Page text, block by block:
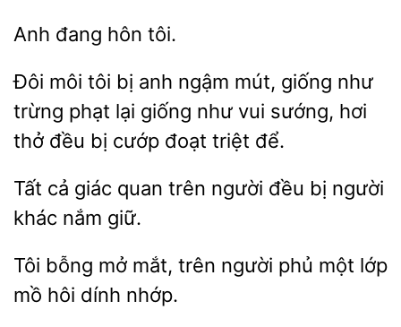
đang
Đôi môi tôi bị anh ngậm mút,
như
trừng
giống như vui sướng, hơi
thở đều bị cướp đoạt triệt để.
Tất cả giác quan
người đều bị người
giữ.
Tôi bỗng mở mắt, người phủ
lớp
mồ hôi
nhớp.